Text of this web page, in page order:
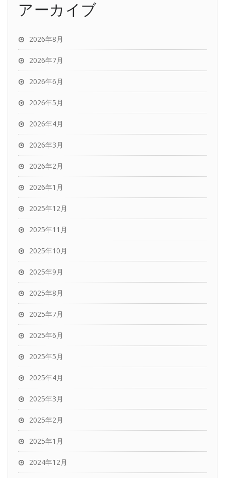
アーカイブ
2026年8月
2026年7月
2026年6月
2026年5月
2026年4月
2026年3月
2026年2月
2026年1月
2025年12月
2025年11月
2025年10月
2025年9月
2025年8月
2025年7月
2025年6月
2025年5月
2025年4月
2025年3月
2025年2月
2025年1月
2024年12月